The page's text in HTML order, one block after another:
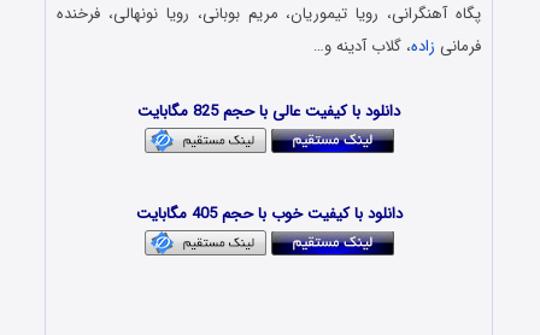
پگاه آهنگرانی، رویا تیموریان، مریم بوبانی، رویا نونهالی، فرخنده
فرمانی زاده، گلاب آدینه و…
دانلود با کیفیت عالی با حجم 825 مگابایت
دانلود با کیفیت خوب با حجم 405 مگابایت